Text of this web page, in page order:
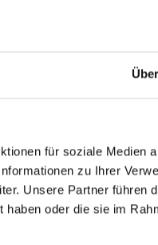
für soziale Medien
zu Ihrer
Unsere Partner führen
oder die sie im
Schaumstoffflocken
urinbeständiger
Handwäsche
besonders durch den
lassen sich jegliche Arten
Verunreinigungen
der Liegefläche
Füllung vor